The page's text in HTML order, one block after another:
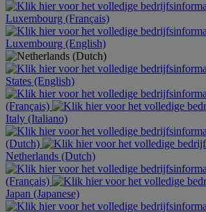
Luxembourg (Français)
Luxembourg (English)
States (English)
(Français)
Italy (Italiano)
(Dutch)
Netherlands (Dutch)
(Français)
Japan (Japanese)